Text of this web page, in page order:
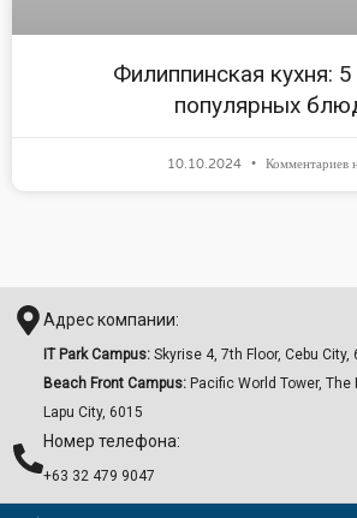
Филиппинская кухня:
популярных
10.10.2024 Комментариев
Адрес компании:
IT Park Campus: Skyrise 4, 7th Floor, Cebu City,
Beach Front Campus: Pacific World Tower,
Lapu City, 6015
Номер телефона:
+63 32 479 9047